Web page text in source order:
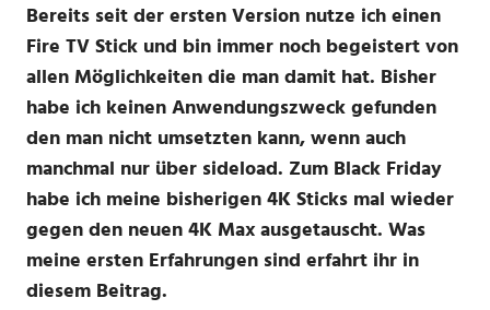
Bereits seit der ersten Version nutze ich einen
Fire TV Stick und bin immer noch begeistert von
allen Möglichkeiten die man damit hat. Bisher
habe ich keinen Anwendungszweck gefunden
den man nicht umsetzten kann, wenn auch
manchmal nur über sideload. Zum Black Friday
habe ich meine bisherigen 4K Sticks mal wieder
gegen den neuen 4K Max ausgetauscht. Was
meine ersten Erfahrungen sind erfahrt ihr in
diesem Beitrag.